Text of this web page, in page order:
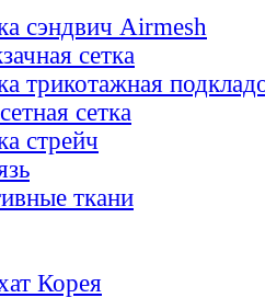
сэндвич Airmesh
сетка
трикотажная
сетка
стрейч
ткани
Корея